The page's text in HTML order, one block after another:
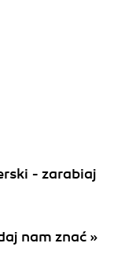
- zarabiaj
nam znać »